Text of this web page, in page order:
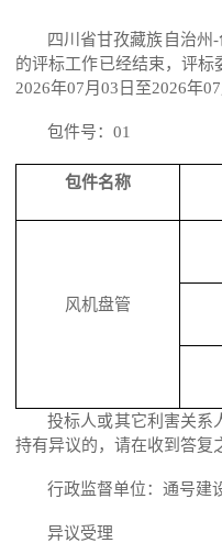
四川省甘孜藏族自治州-
的评标工作已经结束，评
2026年07月 03 日至2026年07
包件号： 01
包件名称
风机盘管
投标人或其它利害关系
持有异议的，请在收到 答复
行政监督单位：通号建
异议受理